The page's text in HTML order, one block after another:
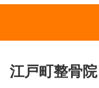
江戸町整骨院